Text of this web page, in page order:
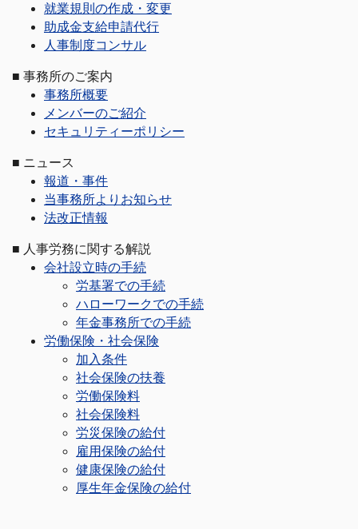
就業規則の作成・変更
助成金支給申請代行
人事制度コンサル
■ 事務所のご案内
事務所概要
メンバーのご紹介
セキュリティーポリシー
■ ニュース
報道・事件
当事務所よりお知らせ
法改正情報
■ 人事労務に関する解説
会社設立時の手続
労基署での手続
ハローワークでの手続
年金事務所での手続
労働保険・社会保険
加入条件
社会保険の扶養
労働保険料
社会保険料
労災保険の給付
雇用保険の給付
健康保険の給付
厚生年金保険の給付